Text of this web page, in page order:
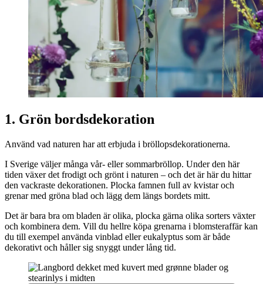
1. Grön bordsdekoration
Använd vad naturen har att erbjuda i bröllopsdekorationerna.
I Sverige väljer många vår- eller sommarbröllop. Under den här
tiden växer det frodigt och grönt i naturen – och det är här du hittar
den vackraste dekorationen. Plocka famnen full av kvistar och
grenar med gröna blad och lägg dem längs bordets mitt.
Det är bara bra om bladen är olika, plocka gärna olika sorters växter
och kombinera dem. Vill du hellre köpa grenarna i blomsteraffär kan
du till exempel använda vinblad eller eukalyptus som är både
dekorativt och håller sig snyggt under lång tid.